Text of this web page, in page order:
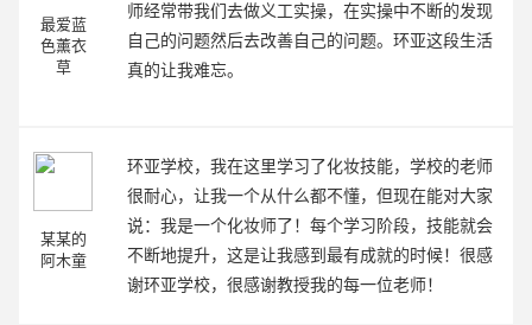
最爱蓝
色薰衣
草
师经常带我们去做义工实操，在实操中不断的发现
自己的问题然后去改善自己的问题。环亚这段生活
真的让我难忘。
某某的
阿木童
环亚学校，我在这里学习了化妆技能，学校的老师
很耐心，让我一个从什么都不懂，但现在能对大家
说：我是一个化妆师了！每个学习阶段，技能就会
不断地提升，这是让我感到最有成就的时候！很感
谢环亚学校，很感谢教授我的每一位老师！